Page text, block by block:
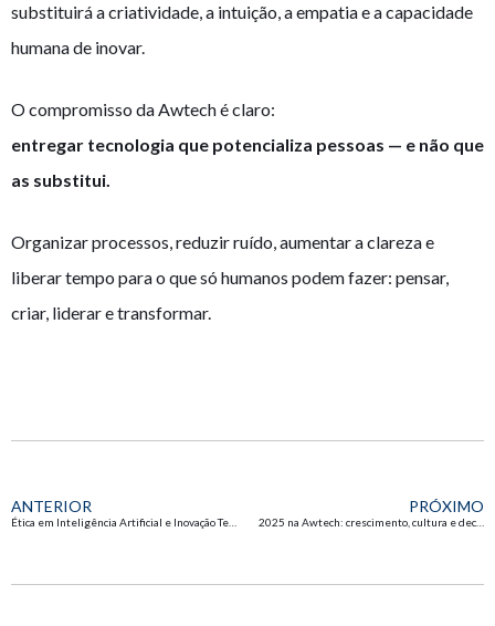
substituirá a criatividade, a intuição, a empatia e a capacidade
humana de inovar.
O compromisso da Awtech é claro:
entregar tecnologia que potencializa pessoas — e não que
as substitui.
Organizar processos, reduzir ruído, aumentar a clareza e
liberar tempo para o que só humanos podem fazer: pensar,
criar, liderar e transformar.
ANTERIOR PRÓXIMO